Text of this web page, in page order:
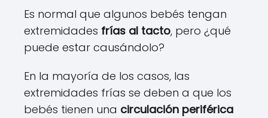
Es normal que algunos bebés tengan
extremidades frías al tacto, pero ¿qué
puede estar causándolo?
En la mayoría de los casos, las
extremidades frías se deben a que los
bebés tienen una circulación periférica